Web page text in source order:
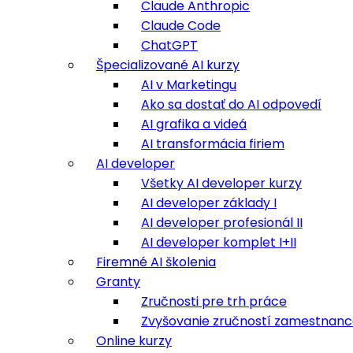
Claude Anthropic
Claude Code
ChatGPT
Špecializované AI kurzy
AI v Marketingu
Ako sa dostať do AI odpovedí
AI grafika a videá
AI transformácia firiem
AI developer
Všetky AI developer kurzy
AI developer základy I
AI developer profesionál II
AI developer komplet I+II
Firemné AI školenia
Granty
Zručnosti pre trh práce
Zvyšovanie zručností
Online kurzy